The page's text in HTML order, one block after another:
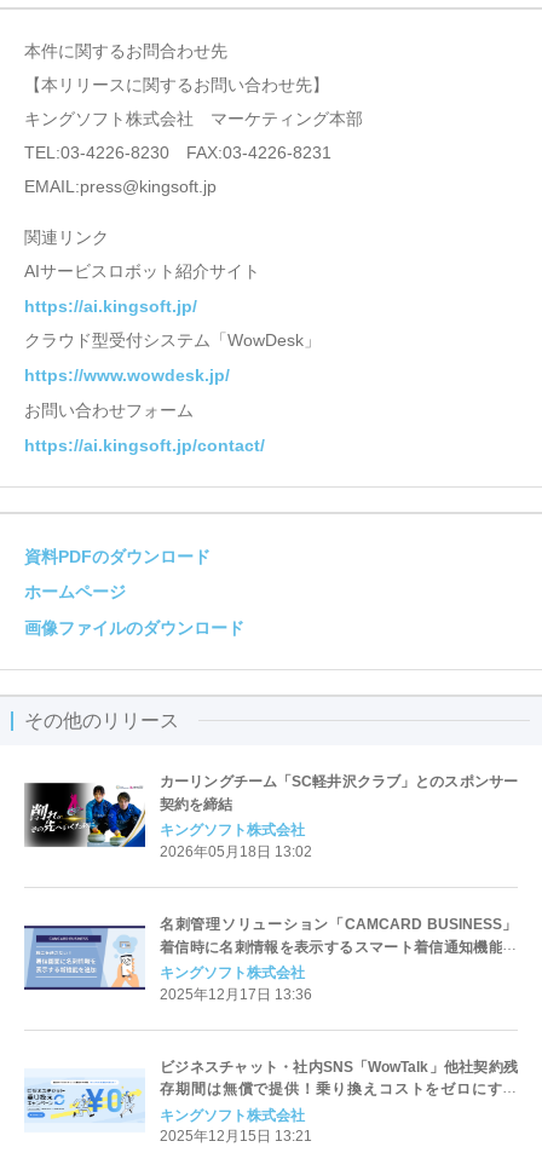
本件に関するお問合わせ先
【本リリースに関するお問い合わせ先】
キングソフト株式会社 マーケティング本部
TEL:03-4226-8230 FAX:03-4226-8231
EMAIL:press@kingsoft.jp
関連リンク
AIサービスロボット紹介サイト
https://ai.kingsoft.jp/
クラウド型受付システム「WowDesk」
https://www.wowdesk.jp/
お問い合わせフォーム
https://ai.kingsoft.jp/contact/
資料PDFのダウンロード
ホームページ
画像ファイルのダウンロード
その他のリリース
カーリングチーム「SC軽井沢クラブ」とのスポンサー
契約を締結
キングソフト株式会社
2026年05月18日 13:02
名刺管理ソリューション「CAMCARD BUSINESS」
着信時に名刺情報を表示するスマート着信通知機能を
追加
キングソフト株式会社
2025年12月17日 13:36
ビジネスチャット・社内SNS「WowTalk」他社契約残
存期間は無償で提供！乗り換えコストをゼロにする
「ビジネスチャット乗り換えキャンペーン」を開始
キングソフト株式会社
2025年12月15日 13:21